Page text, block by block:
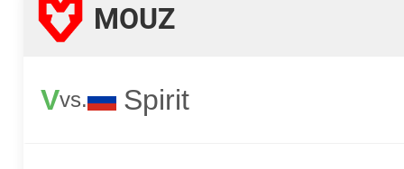
MOUZ
Vvs. Spirit